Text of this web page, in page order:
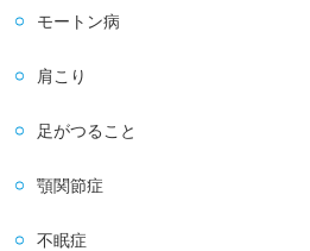
モートン病
肩こり
足がつること
顎関節症
不眠症